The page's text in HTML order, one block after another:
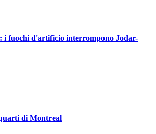
i fuochi d'artificio interrompono Jodar-
di Montreal